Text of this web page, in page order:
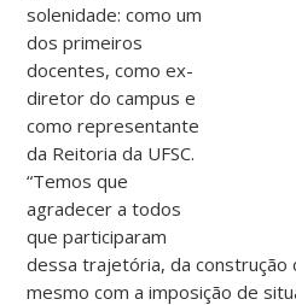
solenidade: como um
dos primeiros
docentes, como ex-
diretor do campus e
como representante
da Reitoria da UFSC.
“Temos que
agradecer a todos
que participaram
dessa trajetória, da construção
mesmo com a imposição de